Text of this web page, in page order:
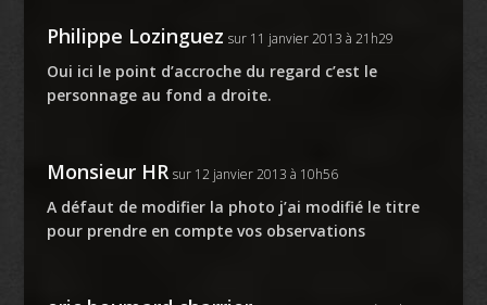
Philippe Lozinguez sur 11 janvier 2013 à 21h29
Oui ici le point d’accroche du regard c’est le
personnage au fond a droite.
Monsieur HR sur 12 janvier 2013 à 10h56
A défaut de modifier la photo j’ai modifié le titre
pour prendre en compte vos observations